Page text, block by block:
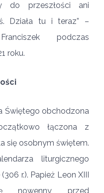
do przeszłości ani
Działa tu i teraz” –
podczas
roku.
Świętego obchodzona
łączona z
się osobnym świętem.
liturgicznego
r.). Papież Leon XIII
nowenny przed